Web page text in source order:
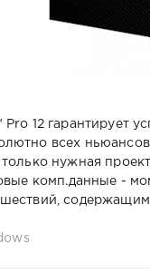
Pro 12 гарантирует
всех
только нужная
комп.данные -